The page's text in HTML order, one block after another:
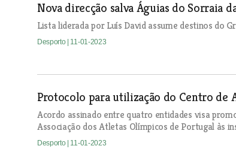
Nova direcção salva Águias do Sorraia
Lista liderada por Luís David assume destinos do
Desporto | 11-01-2023
Protocolo para utilização do Centro de
Acordo assinado entre quatro entidades visa
Associação dos Atletas Olímpicos de Portugal às
Desporto | 11-01-2023